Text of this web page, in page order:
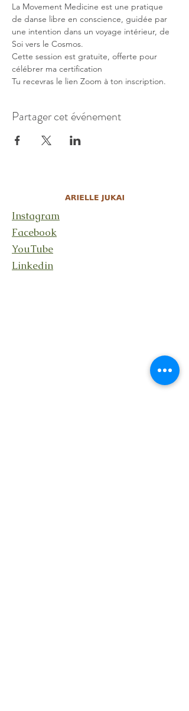
La Movement Medicine est une pratique
de danse libre en conscience, guidée par
une intention dans un voyage intérieur, de
Soi vers le Cosmos.
Cette session est gratuite, offerte pour
célébrer ma certification
Tu recevras le lien Zoom à ton inscription.
Partager cet événement
Instagram
Facebook
YouTube
Linkedin